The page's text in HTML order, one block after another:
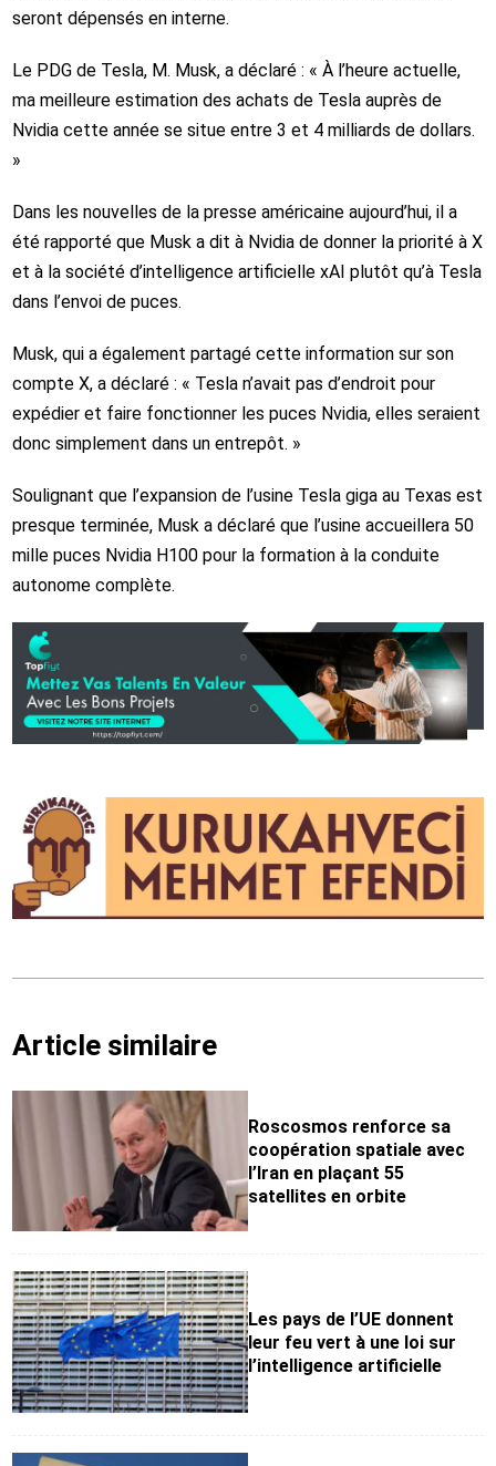
seront dépensés en interne.
Le PDG de Tesla, M. Musk, a déclaré : « À l’heure actuelle,
ma meilleure estimation des achats de Tesla auprès de
Nvidia cette année se situe entre 3 et 4 milliards de dollars.
»
Dans les nouvelles de la presse américaine aujourd’hui, il a
été rapporté que Musk a dit à Nvidia de donner la priorité à X
et à la société d’intelligence artificielle xAI plutôt qu’à Tesla
dans l’envoi de puces.
Musk, qui a également partagé cette information sur son
compte X, a déclaré : « Tesla n’avait pas d’endroit pour
expédier et faire fonctionner les puces Nvidia, elles seraient
donc simplement dans un entrepôt. »
Soulignant que l’expansion de l’usine Tesla giga au Texas est
presque terminée, Musk a déclaré que l’usine accueillera 50
mille puces Nvidia H100 pour la formation à la conduite
autonome complète.
Article similaire
Roscosmos renforce sa
coopération spatiale avec
l’Iran en plaçant 55
satellites en orbite
Les pays de l’UE donnent
leur feu vert à une loi sur
l’intelligence artificielle